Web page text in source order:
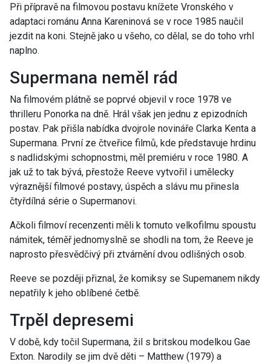
Při přípravě na filmovou postavu knížete Vronského v
adaptaci románu Anna Kareninová se v roce 1985 naučil
jezdit na koni. Stejně jako u všeho, co dělal, se do toho vrhl
naplno.
Supermana neměl rád
Na filmovém plátně se poprvé objevil v roce 1978 ve
thrilleru Ponorka na dně. Hrál však jen jednu z epizodních
postav. Pak přišla nabídka dvojrole novináře Clarka Kenta a
Supermana. První ze čtveřice filmů, kde představuje hrdinu
s nadlidskými schopnostmi, měl premiéru v roce 1980. A
jak už to tak bývá, přestože Reeve vytvořil i umělecky
výraznější filmové postavy, úspěch a slávu mu přinesla
čtyřdílná série o Supermanovi.
Ačkoli filmoví recenzenti měli k tomuto velkofilmu spoustu
námitek, téměř jednomyslně se shodli na tom, že Reeve je
naprosto přesvědčivý při ztvárnění dvou odlišných osob.
Reeve se později přiznal, že komiksy se Supemanem nikdy
nepatřily k jeho oblíbené četbě.
Trpěl depresemi
V době, kdy točil Supermana, žil s britskou modelkou Gae
Exton. Narodily se jim dvě děti – Matthew (1979) a